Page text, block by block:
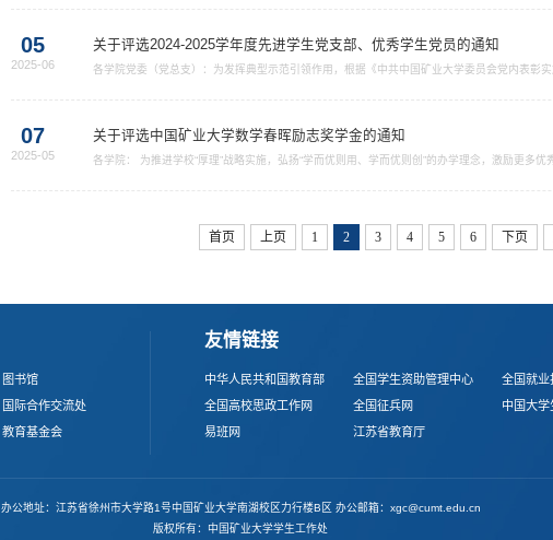
05
2025-06
关于评选2024-2025学年度先进学生党支部、优秀学生党员的通知
各学院党委（党总支）：为发挥典型示范引领作用，根据《中共中国矿业大学委员会党内表彰
07
2025-05
关于评选中国矿业大学数学春晖励志奖学金的通知
各学院： 为推进学校“厚理”战略实施，弘扬“学而优则用、学而优则创”的办学理念，激励更多
首页 上页 1 2 3 4 5 6 下页
图书馆
国际合作交流处
教育基金会
友情链接
中华人民共和国教育部 全国学生资助管理中心
全国就业
全国高校思政工作网
全国征兵网
中国大学
易班网
江苏省教育厅
办公地址：江苏省徐州市大学路1号中国矿业大学南湖校区力行楼B区 办公邮箱：xgc@cumt.edu.cn
版权所有：中国矿业大学学生工作处